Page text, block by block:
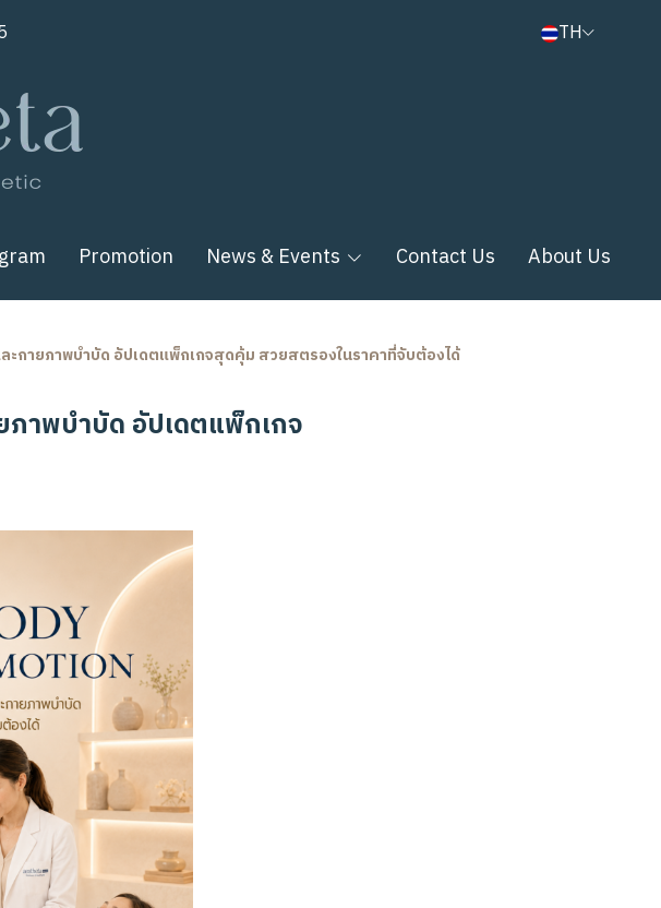
TH
Promotion News & Events Contact Us About Us
ะกายภาพบำบัด อัปเดตแพ็กเกจสุดคุ้ม สวยสตรองในราคาที่จับต้องได้
ภาพบำบัด อัปเดตแพ็กเกจ